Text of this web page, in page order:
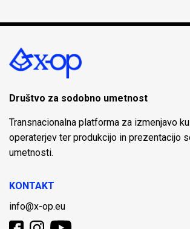
Društvo za sodobno umetnost
Transnacionalna platforma za izmenjavo
operaterjev ter produkcijo in prezentacijo
umetnosti.
KONTAKT
info@x-op.eu